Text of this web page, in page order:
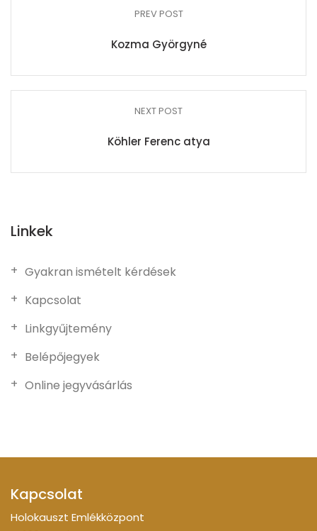
PREV POST
Kozma Györgyné
NEXT POST
Köhler Ferenc atya
Linkek
Gyakran ismételt kérdések
Kapcsolat
Linkgyűjtemény
Belépőjegyek
Online jegyvásárlás
Kapcsolat
Holokauszt Emlékközpont